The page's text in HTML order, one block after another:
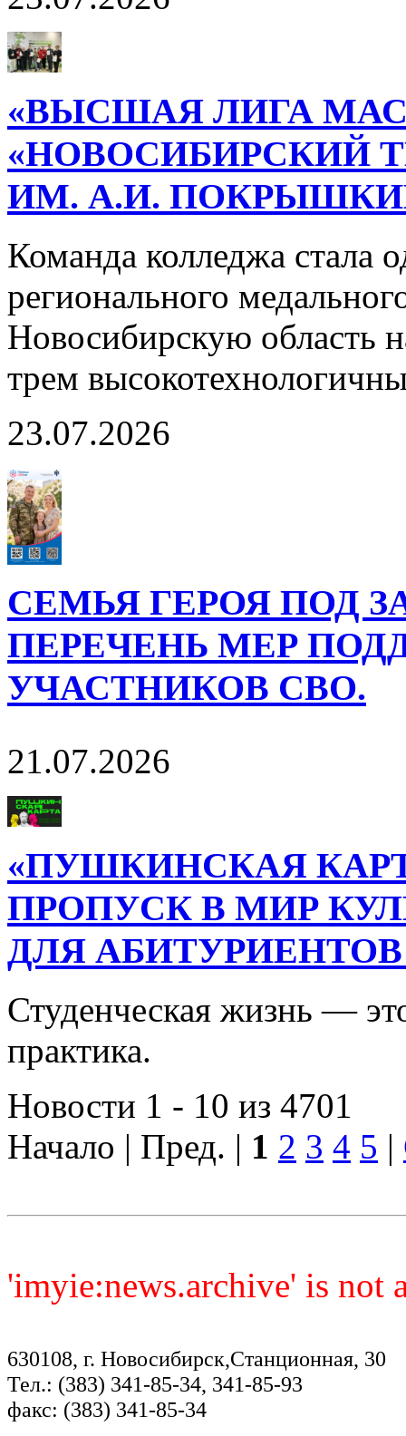
«ВЫСШАЯ ЛИГА
«НОВОСИБИРСКИЙ
ИМ. А.И.
Команда колледжа стала
регионального
Новосибирскую область
трем
23.07.2026
СЕМЬЯ ГЕРОЯ ПОД
ПЕРЕЧЕНЬ МЕР
УЧАСТНИКОВ СВО.
21.07.2026
«ПУШКИНСКАЯ
ПРОПУСК В МИР
ДЛЯ
Студенческая жизнь —
практика.
Новости 1 - 10 из 4701
Начало | Пред. | 1 2 3 4 5 |
'imyie:news.archive' is not
630108, г. Новосибирск,Станционная, 30
Тел.: (383) 341-85-34, 341-85-93
факс: (383) 341-85-34